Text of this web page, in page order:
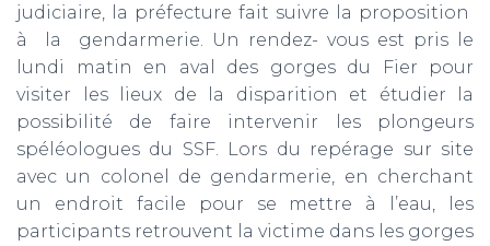
judiciaire, la préfecture fait suivre la proposition
à la gendarmerie. Un rendez- vous est pris le
lundi matin en aval des gorges du Fier pour
visiter les lieux de la disparition et étudier la
possibilité de faire intervenir les plongeurs
spéléologues du SSF. Lors du repérage sur site
avec un colonel de gendarmerie, en cherchant
un endroit facile pour se mettre à l’eau, les
participants retrouvent la victime dans les gorges